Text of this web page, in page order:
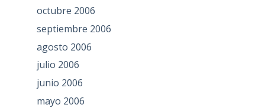
octubre 2006
septiembre 2006
agosto 2006
julio 2006
junio 2006
mayo 2006